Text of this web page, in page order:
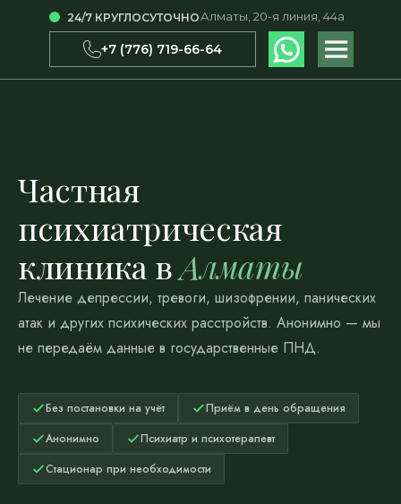
Работаем круглосуточно — Алматы, 20-я линия, 44а
+7 (776) 719-66-64 WhatsApp
Частная
психиатрическая
клиника вАлматы
Лечение депрессии, тревоги, шизофрении, панических
атак и других психических расстройств. Анонимно — мы
не передаём данные в государственные ПНД.
Без постановки на учёт
Приём в день обращения
Анонимно
Психиатр и психотерапевт
Стационар при необходимости
24/7 КРУГЛОСУТОЧНО Алматы, 20-я линия, 44а
+7 (776) 719-66-64